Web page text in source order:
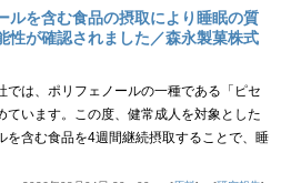
ルを含む食品の摂取により睡眠の質
性が確認されました／森永製菓株式
では、ポリフェノールの一種である「ピセ
ています。この度、健常成人を対象とした
を含む食品を4週間継続摂取することで、睡